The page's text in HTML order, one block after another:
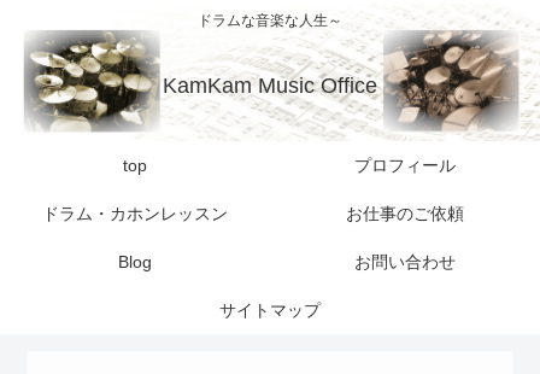
ドラムな音楽な人生～
KamKam Music Office
top プロフィール
ドラム・カホンレッスン お仕事のご依頼
Blog お問い合わせ
サイトマップ